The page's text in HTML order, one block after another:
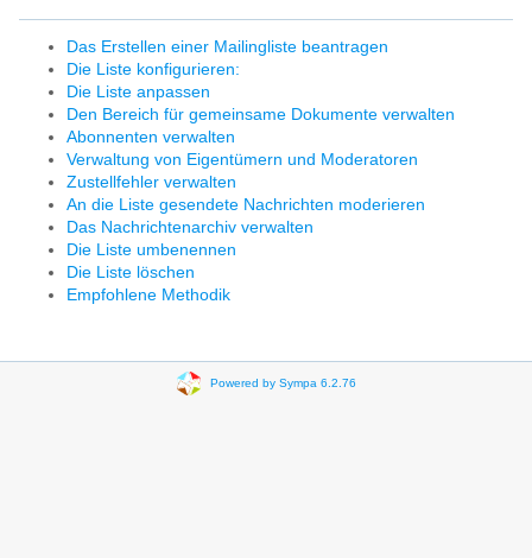
Das Erstellen einer Mailingliste beantragen
Die Liste konfigurieren:
Die Liste anpassen
Den Bereich für gemeinsame Dokumente verwalten
Abonnenten verwalten
Verwaltung von Eigentümern und Moderatoren
Zustellfehler verwalten
An die Liste gesendete Nachrichten moderieren
Das Nachrichtenarchiv verwalten
Die Liste umbenennen
Die Liste löschen
Empfohlene Methodik
Powered by Sympa 6.2.76